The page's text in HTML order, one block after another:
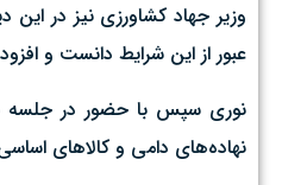
وزیر جهاد کشاورزی نیز در
عبور از این شرایط دانست و افزود: در جریان دفاع مقدس ۱۲‌روزه،
نوری سپس با حضور در جلسه
نهاده‌های دامی و کالا‌های